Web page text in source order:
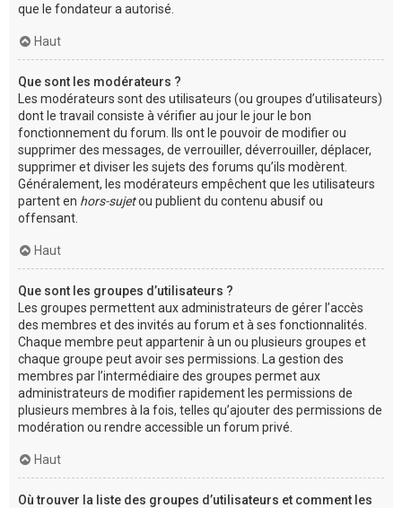
que le fondateur a autorisé.
Haut
Que sont les modérateurs ?
Les modérateurs sont des utilisateurs (ou groupes d’utilisateurs)
dont le travail consiste à vérifier au jour le jour le bon
fonctionnement du forum. Ils ont le pouvoir de modifier ou
supprimer des messages, de verrouiller, déverrouiller, déplacer,
supprimer et diviser les sujets des forums qu’ils modèrent.
Généralement, les modérateurs empêchent que les utilisateurs
partent en hors-sujetou publient du contenu abusif ou
offensant.
Haut
Que sont les groupes d’utilisateurs ?
Les groupes permettent aux administrateurs de gérer l’accès
des membres et des invités au forum et à ses fonctionnalités.
Chaque membre peut appartenir à un ou plusieurs groupes et
chaque groupe peut avoir ses permissions. La gestion des
membres par l’intermédiaire des groupes permet aux
administrateurs de modifier rapidement les permissions de
plusieurs membres à la fois, telles qu’ajouter des permissions de
modération ou rendre accessible un forum privé.
Haut
Où trouver la liste des groupes d’utilisateurs et comment les